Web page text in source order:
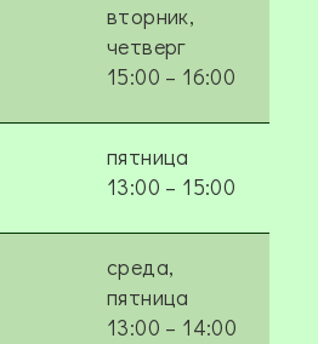
вторник,
четверг
15:00 – 16:00
пятница
13:00 – 15:00
среда,
пятница
13:00 – 14:00